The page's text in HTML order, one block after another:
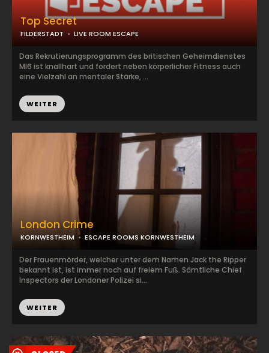
London Crime
KORNWESTHEIM ESCAPE ROOMS KORNWESTHEIM
Der Frauenmörder, welcher unter dem Namen Jack the Ripper
bekannt ist, ist immer noch auf freiem Fuß. Sämtliche Chief
Inspectors der Londoner Polizei si...
WEITER
Top Secret
FILDERSTADT LIVE ROOM ESCAPE
Das Rekrutierungsprogramm des britischen Geheimdienstes
MI6 ist knallhart und fordert neben körperlicher Fitness auch
eine Vielzahl an mentaler Stärke, ...
WEITER